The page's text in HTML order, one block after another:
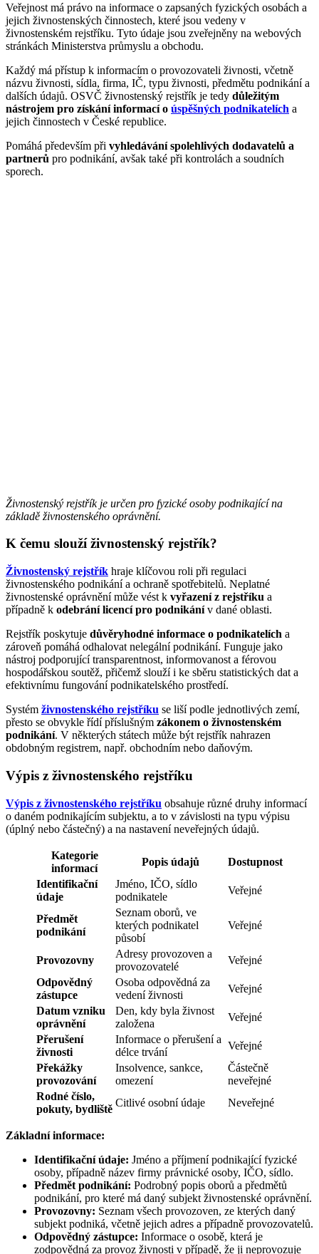
Veřejnost má právo na informace o zapsaných fyzických osobách a
jejich živnostenských činnostech, které jsou vedeny v
živnostenském rejstříku. Tyto údaje jsou zveřejněny na webových
stránkách Ministerstva průmyslu a obchodu.
Každý má přístup k informacím o provozovateli živnosti, včetně
názvu živnosti, sídla, firma, IČ, typu živnosti, předmětu podnikání a
dalších údajů. OSVČ živnostenský rejstřík je tedy důležitým
nástrojem pro získání informací o úspěšných podnikatelích a
jejich činnostech v České republice.
Pomáhá především při vyhledávání spolehlivých dodavatelů a
partnerů pro podnikání, avšak také při kontrolách a soudních
sporech.
Živnostenský rejstřík je určen pro fyzické osoby podnikající na
základě živnostenského oprávnění.
K čemu slouží živnostenský rejstřík?
Živnostenský rejstřík hraje klíčovou roli při regulaci
živnostenského podnikání a ochraně spotřebitelů. Neplatné
živnostenské oprávnění může vést k vyřazení z rejstříku a
případně k odebrání licencí pro podnikánív dané oblasti.
Rejstřík poskytuje důvěryhodné informace o podnikatelích a
zároveň pomáhá odhalovat nelegální podnikání. Funguje jako
nástroj podporující transparentnost, informovanost a férovou
hospodářskou soutěž, přičemž slouží i ke sběru statistických dat a
efektivnímu fungování podnikatelského prostředí.
Systém živnostenského rejstříku se liší podle jednotlivých zemí,
přesto se obvykle řídí příslušným zákonem o živnostenském
podnikání. V některých státech může být rejstřík nahrazen
obdobným registrem, např. obchodním nebo daňovým.
Výpis z živnostenského rejstříku
Výpis z živnostenského rejstříku obsahuje různé druhy informací
o daném podnikajícím subjektu, a to v závislosti na typu výpisu
(úplný nebo částečný) a na nastavení neveřejných údajů.
Kategorie
informací
Popis údajů
Dostupnost
Identifikační
údaje
Jméno, IČO, sídlo
podnikatele
Veřejné
Předmět
podnikání
Seznam oborů, ve
kterých podnikatel
působí
Veřejné
Provozovny
Adresy provozoven a
provozovatelé
Veřejné
Odpovědný
zástupce
Osoba odpovědná za
vedení živnosti
Veřejné
Datum vzniku
oprávnění
Den, kdy byla živnost
založena
Veřejné
Přerušení
živnosti
Informace o přerušení a
délce trvání
Veřejné
Překážky
provozování
Insolvence, sankce,
omezení
Částečně
neveřejné
Rodné číslo,
pokuty, bydliště
Citlivé osobní údaje Neveřejné
Základní informace:
Identifikační údaje: Jméno a příjmení podnikající fyzické
osoby, případně název firmy právnické osoby, IČO, sídlo.
Předmět podnikání: Podrobný popis oborů a předmětů
podnikání, pro které má daný subjekt živnostenské oprávnění.
Provozovny: Seznam všech provozoven, ze kterých daný
subjekt podniká, včetně jejich adres a případně provozovatelů.
Odpovědný zástupce: Informace o osobě, která je
zodpovědná za provoz živnosti v případě, že ji neprovozuje